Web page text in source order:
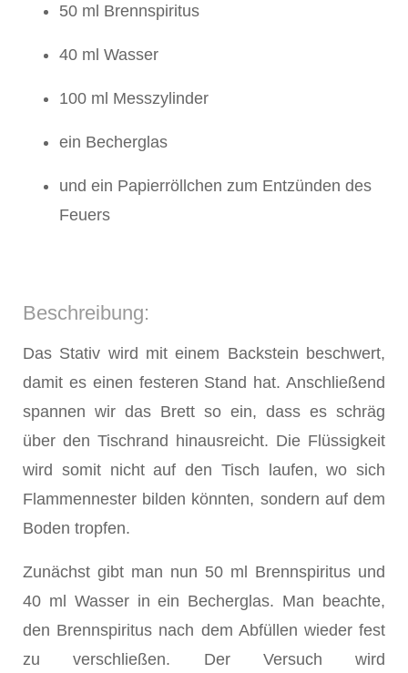
50 ml Brennspiritus
40 ml Wasser
100 ml Messzylinder
ein Becherglas
und ein Papierröllchen zum Entzünden des
Feuers
Beschreibung:
Das Stativ wird mit einem Backstein beschwert,
damit es einen festeren Stand hat. Anschließend
spannen wir das Brett so ein, dass es schräg
über den Tischrand hinausreicht. Die Flüssigkeit
wird somit nicht auf den Tisch laufen, wo sich
Flammennester bilden könnten, sondern auf dem
Boden tropfen.
Zunächst gibt man nun 50 ml Brennspiritus und
40 ml Wasser in ein Becherglas. Man beachte,
den Brennspiritus nach dem Abfüllen wieder fest
zu verschließen. Der Versuch wird